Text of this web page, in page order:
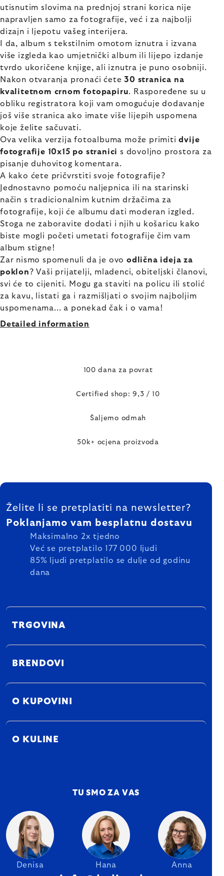
utisnutim slovima na prednjoj strani korica nije
napravljen samo za fotografije, već i za najbolji
dizajn i ljepotu vašeg interijera.
I da, album s tekstilnim omotom iznutra i izvana
više izgleda kao umjetnički album ili lijepo izdanje
tvrdo ukoričene knjige, ali iznutra je puno osobniji.
Nakon otvaranja pronaći ćete 30 stranica na
kvalitetnom crnom fotopapiru. Raspoređene su u
obliku registratora koji vam omogućuje dodavanje
još više stranica ako imate više lijepih uspomena
koje želite sačuvati.
Ova velika verzija fotoalbuma može primitidvije
fotografije 10x15 po stranici s dovoljno prostora za
pisanje duhovitog komentara.
A kako ćete pričvrstiti svoje fotografije?
Jednostavno pomoću naljepnica ili na starinski
način s tradicionalnim kutnim držačima za
fotografije, koji će albumu dati moderan izgled.
Stoga ne zaboravite dodati i njih u košaricu kako
biste mogli početi umetati fotografije čim vam
album stigne!
Zar nismo spomenuli da je ovo odlična ideja za
poklon? Vaši prijatelji, mladenci, obiteljski članovi,
svi će to cijeniti. Mogu ga staviti na policu ili stolić
za kavu, listati ga i razmišljati o svojim najboljim
uspomenama... a ponekad čak i o vama!
Detailed information
100 dana za povrat
Certified shop: 9,3 / 10
Šaljemo odmah
50k+ ocjena proizvoda
FOOTER
Želite li se pretplatiti na newsletter?
Poklanjamo vam besplatnu dostavu
Maksimalno 2x tjedno
Već se pretplatilo 177 000 ljudi
85% ljudi pretplatilo se dulje od godinu
dana
TRGOVINA
BRENDOVI
O KUPOVINI
O KULINE
TU SMO ZA VAS
Denisa Hana Anna